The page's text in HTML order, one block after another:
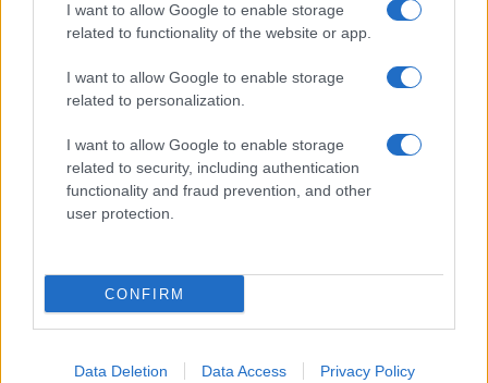
I want to allow Google to enable storage
related to functionality of the website or app.
I want to allow Google to enable storage
related to personalization.
I want to allow Google to enable storage
related to security, including authentication
functionality and fraud prevention, and other
user protection.
CONFIRM
Data Deletion Data Access Privacy Policy
Martina Agostina Diturco
I nostri cari
I nostri cari